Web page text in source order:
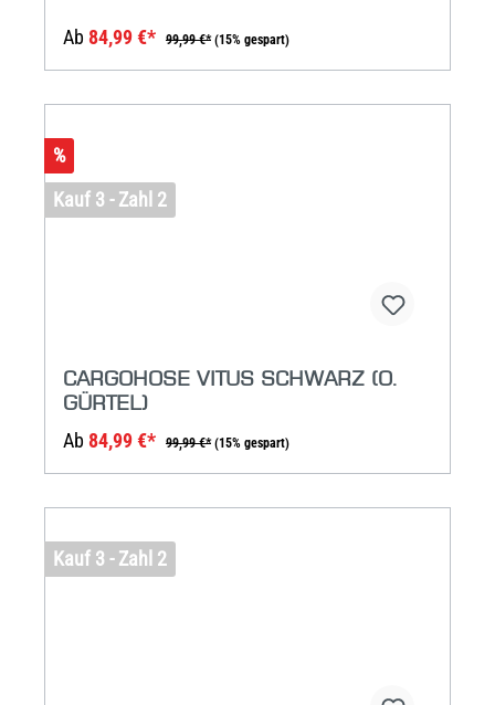
Ab 84,99 €* 99,99 €* (15% gespart)
%
Kauf 3 - Zahl 2
CARGOHOSE VITUS SCHWARZ (O.
GÜRTEL)
Ab 84,99 €* 99,99 €* (15% gespart)
Kauf 3 - Zahl 2